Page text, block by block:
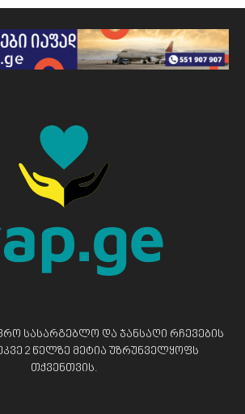
სასარგებლო და ჯანსაღი რჩევების
2 წელზე მეტია უზრუნველყოფს
თქვენთვის.